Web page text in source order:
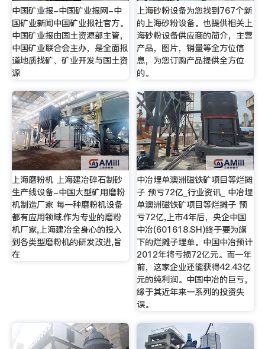
中国矿业报-中国矿业报网-中
国矿业新闻中国矿业报社官方。
中国矿业报由国土资源部主管，
中国矿业联合会主办，是全面报
道地质找矿、矿业开发与国土资
源
上海砂粉设备为您找到767个新
的上海砂粉设备。也提供相关上
海砂粉设备供应商的简介，主营
产品，图片，销量等全方位信
息，为您订购产品提供全方位
的。
上海磨粉机 上海建冶碎石制砂
生产线设备-中国大型矿用磨粉
机制造厂家 每一种磨粉机设备
都有应用领域.作为专业的磨粉
机厂家,上海建冶全身心的投入
到各类型磨粉机的研发改进,旨
在
中冶埋单澳洲磁铁矿项目等烂摊
子 预亏72亿_行业资讯_ 中冶埋
单澳洲磁铁矿项目等烂摊子 预
亏72亿,上市4年后，央企中国
中冶(601618.SH)终于要为旗
下的烂摊子埋单。中国中冶预计
2012年将亏损72亿元。而一年
前，这家企业还能获得42.43亿
元的纯利润。中国中冶的巨亏，
缘于其近年来一系列的投资失
误。